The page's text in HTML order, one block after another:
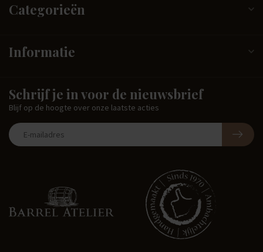
Categorieën
Informatie
Schrijf je in voor de nieuwsbrief
Blijf op de hoogte over onze laatste acties